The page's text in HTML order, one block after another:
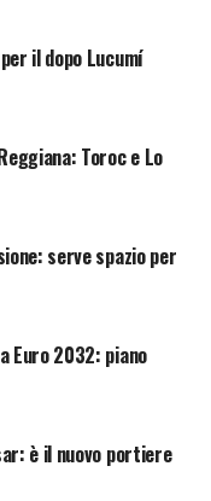
di
in tutta
di
il dopo Lucumí
Toroc e Lo
serve spazio per
Euro 2032: piano
è il nuovo portiere